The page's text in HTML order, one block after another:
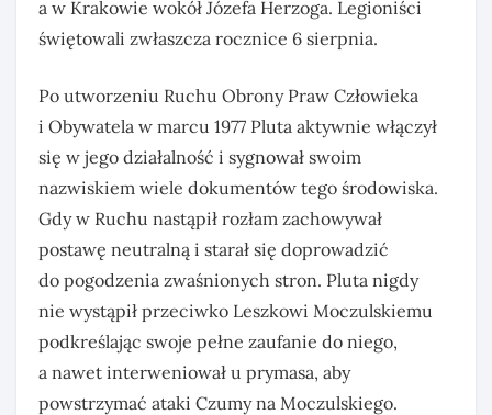
a w Krakowie wokół Józefa Herzoga. Legioniści
świętowali zwłaszcza rocznice 6 sierpnia.
Po utworzeniu Ruchu Obrony Praw Człowieka
i Obywatela w marcu 1977 Pluta aktywnie włączył
się w jego działalność i sygnował swoim
nazwiskiem wiele dokumentów tego środowiska.
Gdy w Ruchu nastąpił rozłam zachowywał
postawę neutralną i starał się doprowadzić
do pogodzenia zwaśnionych stron. Pluta nigdy
nie wystąpił przeciwko Leszkowi Moczulskiemu
podkreślając swoje pełne zaufanie do niego,
a nawet interweniował u prymasa, aby
powstrzymać ataki Czumy na Moczulskiego.